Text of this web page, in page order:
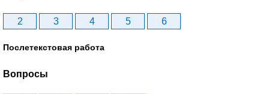
2 3 4 5 6
Послетекстовая работа
Вопросы